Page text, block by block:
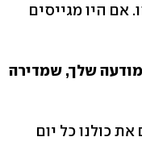
אם היו מגייסים
שלך, שמדירה
כולנו כל יום